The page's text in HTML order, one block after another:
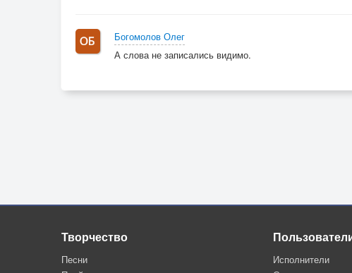
Богомолов Олег
А слова не записались видимо.
Творчество
Песни
Исполнители